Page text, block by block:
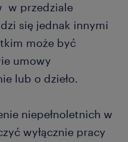
w przedziale
się jednak innymi
może być
umowy
lub o dzieło.
niepełnoletnich w
wyłącznie pracy